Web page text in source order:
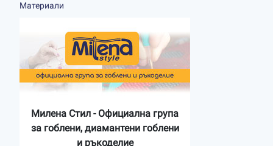
Материали
Милена Стил - Официална група
за гоблени, диамантени гоблени
и ръкоделие